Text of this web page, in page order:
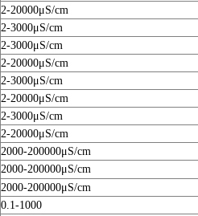
2-20000μS/cm
2-3000μS/cm
2-3000μS/cm
2-20000μS/cm
2-3000μS/cm
2-20000μS/cm
2-3000μS/cm
2-20000μS/cm
2000-200000μS/cm
2000-200000μS/cm
2000-200000μS/cm
0.1-1000